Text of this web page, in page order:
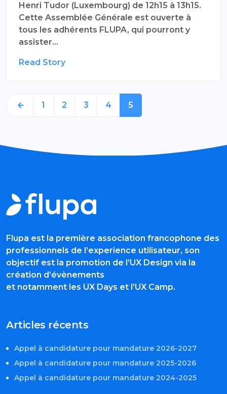
Henri Tudor (Luxembourg) de 12h15 à 13h15.
Cette Assemblée Générale est ouverte à
tous les adhérents FLUPA, qui pourront y
assister…
Read Story
1 2 3 4 5
Flupa est la première association francophone des
professionnels de l’experience utilisateur, son
objectif est la promotion de l’UX Design via la
création d’évènements
et notamment les UX Days et l’UX Camp.
Articles récents
Appel à candidature pour mandature 2026-2027
Appel à candidature pour mandature 2025-2026
Appel à candidature pour mandature 2024-2025